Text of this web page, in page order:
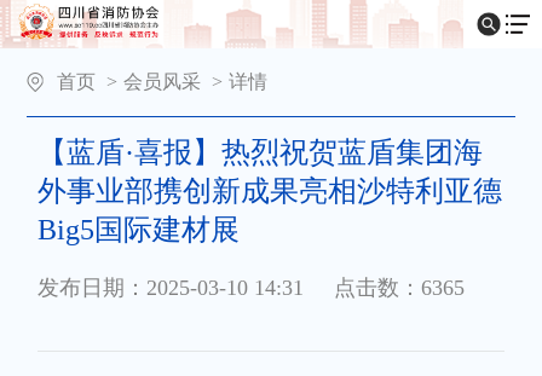
首页 > 会员风采 > 详情
【蓝盾·喜报】热烈祝贺蓝盾集团海
外事业部携创新成果亮相沙特利亚德
Big5国际建材展
发布日期：2025-03-10 14:31 点击数：6365